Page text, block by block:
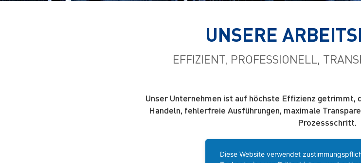
UNSERE
EFFIZIENT, PROFESSIONELL,
Unser Unternehmen ist auf höchste Effizienz getrimmt,
Handeln, fehlerfreie Ausführungen, maximale
Prozessschritt.
Diese Website verwendet